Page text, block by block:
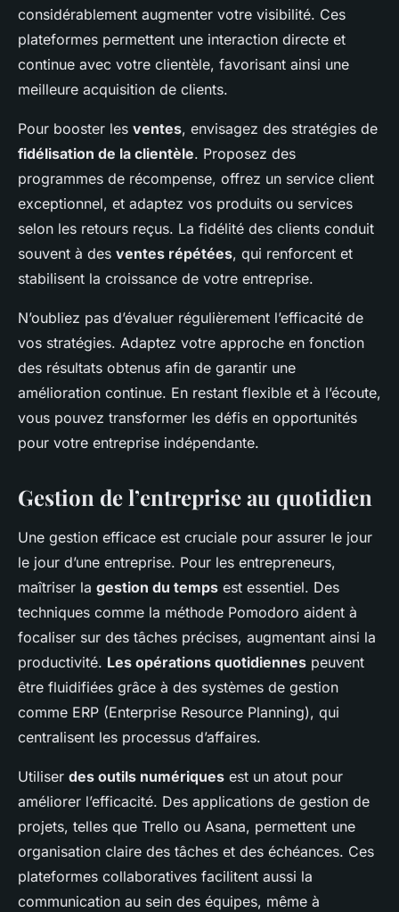
considérablement augmenter votre visibilité. Ces
plateformes permettent une interaction directe et
continue avec votre clientèle, favorisant ainsi une
meilleure acquisition de clients.
Pour booster les ventes, envisagez des stratégies de
fidélisation de la clientèle. Proposez des
programmes de récompense, offrez un service client
exceptionnel, et adaptez vos produits ou services
selon les retours reçus. La fidélité des clients conduit
souvent à des ventes répétées, qui renforcent et
stabilisent la croissance de votre entreprise.
N’oubliez pas d’évaluer régulièrement l’efficacité de
vos stratégies. Adaptez votre approche en fonction
des résultats obtenus afin de garantir une
amélioration continue. En restant flexible et à l’écoute,
vous pouvez transformer les défis en opportunités
pour votre entreprise indépendante.
Gestion de l’entreprise au quotidien
Une gestion efficace est cruciale pour assurer le jour
le jour d’une entreprise. Pour les entrepreneurs,
maîtriser la gestion du temps est essentiel. Des
techniques comme la méthode Pomodoro aident à
focaliser sur des tâches précises, augmentant ainsi la
productivité. Les opérations quotidiennes peuvent
être fluidifiées grâce à des systèmes de gestion
comme ERP (Enterprise Resource Planning), qui
centralisent les processus d’affaires.
Utiliser des outils numériques est un atout pour
améliorer l’efficacité. Des applications de gestion de
projets, telles que Trello ou Asana, permettent une
organisation claire des tâches et des échéances. Ces
plateformes collaboratives facilitent aussi la
communication au sein des équipes, même à